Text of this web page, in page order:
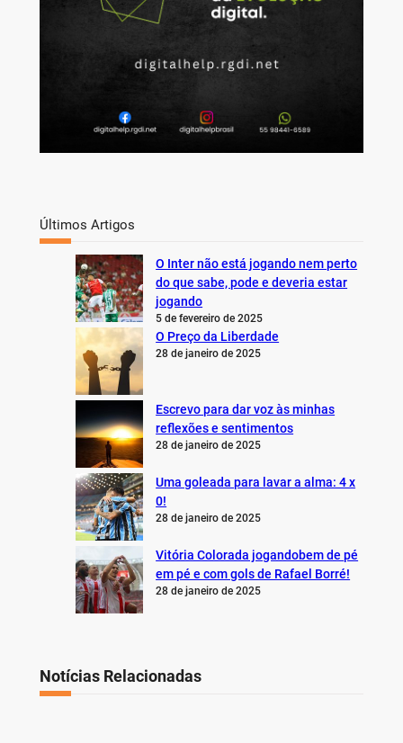
Últimos Artigos
O Inter não está jogando nem perto
do que sabe, pode e deveria estar
jogando
5 de fevereiro de 2025
O Preço da Liberdade
28 de janeiro de 2025
Escrevo para dar voz às minhas
reflexões e sentimentos
28 de janeiro de 2025
Uma goleada para lavar a alma: 4 x
0!
28 de janeiro de 2025
Vitória Colorada jogandobem de pé
em pé e com gols de Rafael Borré!
28 de janeiro de 2025
Notícias Relacionadas